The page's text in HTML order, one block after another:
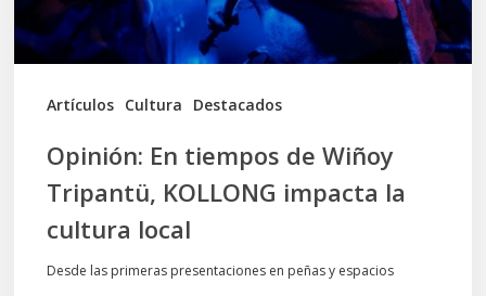
Artículos Cultura Destacados
impacta
la
cultura
Opinión: En tiempos de Wiñoy
Tripantü, KOLLONG impacta la
cultura local
Desde las primeras presentaciones en peñas y espacios